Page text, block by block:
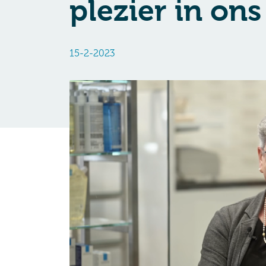
plezier in
15-2-2023